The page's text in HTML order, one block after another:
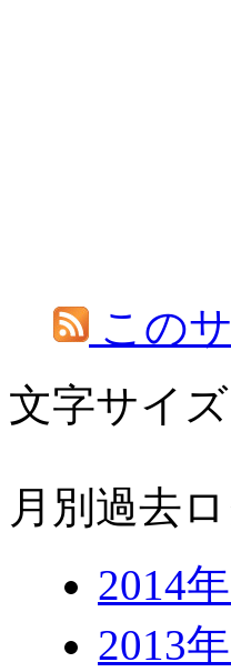
この
文字サイズ
月別過去
2014
2013